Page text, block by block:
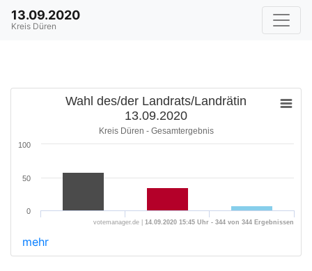
13.09.2020
Kreis Düren
Wahl des/der Landrats/Landrätin
13.09.2020
Kreis Düren - Gesamtergebnis
0
50
100
votemanager.de | 14.09.2020 15:45 Uhr - 344 von 344 Ergebnissen
mehr